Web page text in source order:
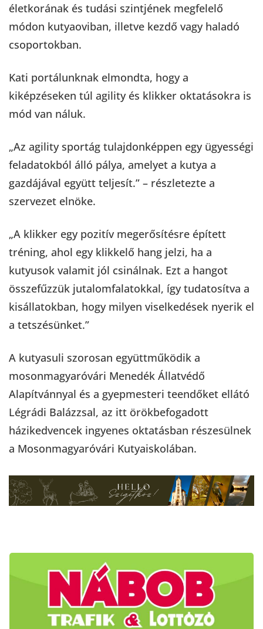
életkorának és tudási szintjének megfelelő
módon kutyaoviban, illetve kezdő vagy haladó
csoportokban.
Kati portálunknak elmondta, hogy a
kiképzéseken túl agility és klikker oktatásokra is
mód van náluk.
„Az agility sportág tulajdonképpen egy ügyességi
feladatokból álló pálya, amelyet a kutya a
gazdájával együtt teljesít.” – részletezte a
szervezet elnöke.
„A klikker egy pozitív megerősítésre épített
tréning, ahol egy klikkelő hang jelzi, ha a
kutyusok valamit jól csinálnak. Ezt a hangot
összefűzzük jutalomfalatokkal, így tudatosítva a
kisállatokban, hogy milyen viselkedések nyerik el
a tetszésünket.”
A kutyasuli szorosan együttműködik a
mosonmagyaróvári Menedék Állatvédő
Alapítvánnyal és a gyepmesteri teendőket ellátó
Légrádi Balázzsal, az itt örökbefogadott
házikedvencek ingyenes oktatásban részesülnek
a Mosonmagyaróvári Kutyaiskolában.